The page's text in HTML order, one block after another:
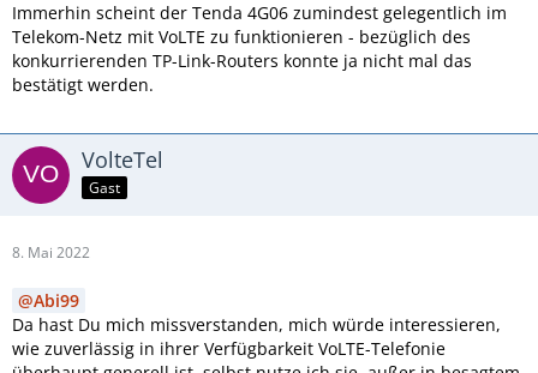
Immerhin scheint der Tenda 4G06 zumindest gelegentlich im
Telekom-Netz mit VoLTE zu funktionieren - bezüglich des
konkurrierenden TP-Link-Routers konnte ja nicht mal das
bestätigt werden.
VolteTel
Gast
8. Mai 2022
Abi99
Da hast Du mich missverstanden, mich würde interessieren,
wie zuverlässig in ihrer Verfügbarkeit VoLTE-Telefonie